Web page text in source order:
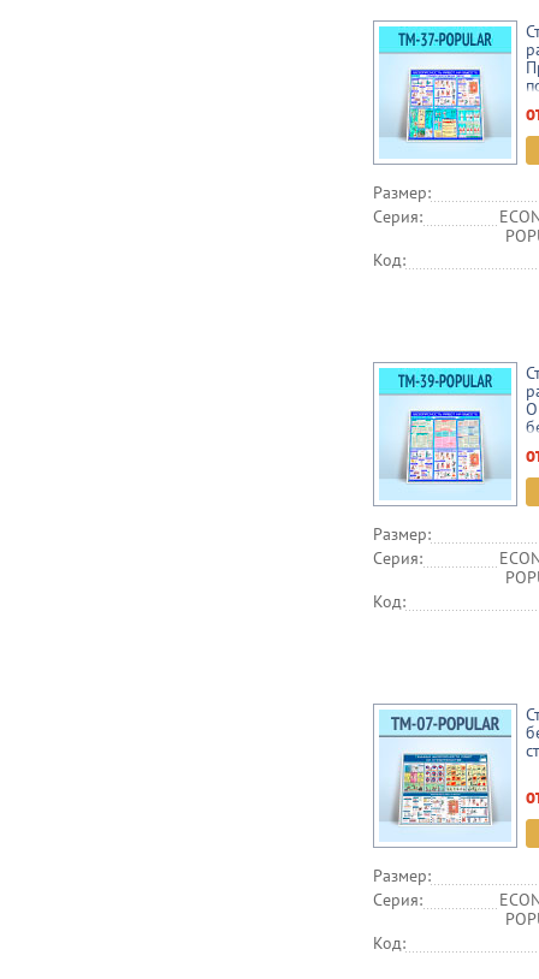
Размер:
Серия:
Код:
Размер:
Серия:
Код:
Размер:
Серия:
Код: